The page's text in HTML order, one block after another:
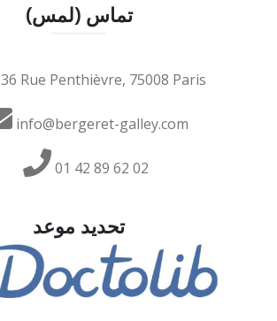
تماس (لمس)
36 Rue Penthièvre, 75008 Paris
info@bergeret-galley.com
01 42 89 62 02
تحديد موعد